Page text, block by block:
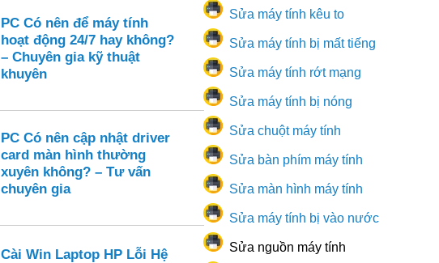
PC Có nên để máy tính
hoạt động 24/7 hay không?
– Chuyên gia kỹ thuật
khuyên
PC Có nên cập nhật driver
card màn hình thường
xuyên không? – Tư vấn
chuyên gia
Cài Win Laptop HP Lỗi Hệ
Sửa máy tính kêu to
Sửa máy tính bị mất tiếng
Sửa máy tính rớt mạng
Sửa máy tính bị nóng
Sửa chuột máy tính
Sửa bàn phím máy tính
Sửa màn hình máy tính
Sửa máy tính bị vào nước
Sửa nguồn máy tính